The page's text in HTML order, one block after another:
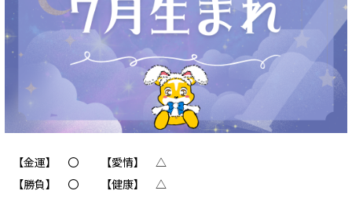
【金運】 〇 【愛情】 △
【勝負】 〇 【健康】 △